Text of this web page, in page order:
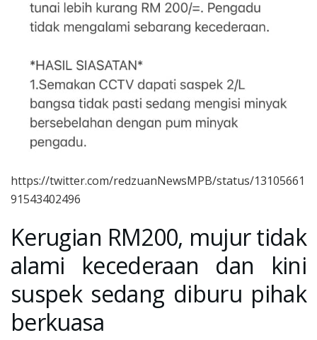
https://twitter.com/redzuanNewsMPB/status/13105661
91543402496
Kerugian RM200, mujur tidak
alami kecederaan dan kini
suspek sedang diburu pihak
berkuasa